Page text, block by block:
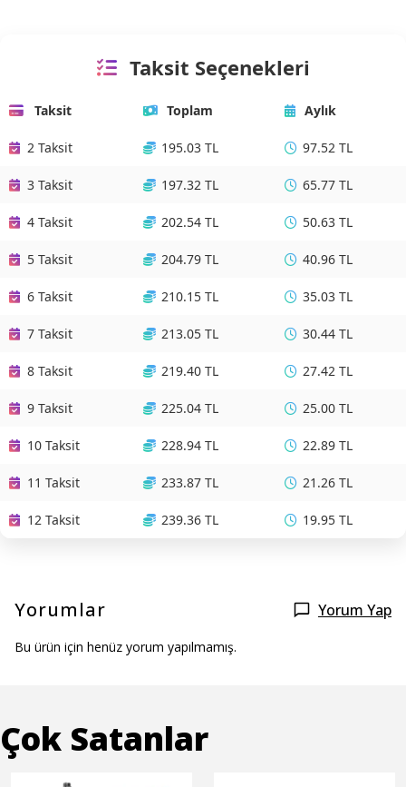
Taksit Seçenekleri
Taksit Toplam Aylık
2 Taksit 195.03 TL 97.52 TL
3 Taksit 197.32 TL 65.77 TL
4 Taksit 202.54 TL 50.63 TL
5 Taksit 204.79 TL 40.96 TL
6 Taksit 210.15 TL 35.03 TL
7 Taksit 213.05 TL 30.44 TL
8 Taksit 219.40 TL 27.42 TL
9 Taksit 225.04 TL 25.00 TL
10 Taksit 228.94 TL 22.89 TL
11 Taksit 233.87 TL 21.26 TL
12 Taksit 239.36 TL 19.95 TL
Yorumlar Yorum Yap
Bu ürün için henüz yorum yapılmamış.
Çok Satanlar